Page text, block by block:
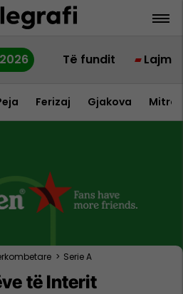
Të fundit Lajme
Ferizaj Gjakova
> Serie A
të Interit